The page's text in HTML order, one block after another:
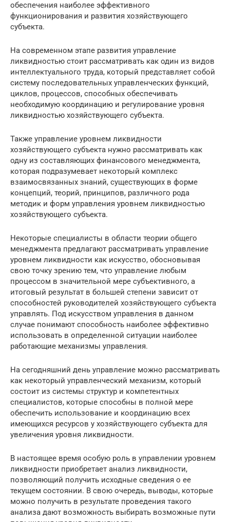
обеспечения наиболее эффективного
функционирования и развития хозяйствующего
субъекта.
На современном этапе развития управление
ликвидностью стоит рассматривать как один из видов
интеллектуального труда, который представляет собой
систему последовательных управленческих функций,
циклов, процессов, способных обеспечивать
необходимую координацию и регулирование уровня
ликвидностью хозяйствующего субъекта.
Также управление уровнем ликвидности
хозяйствующего субъекта нужно рассматривать как
одну из составляющих финансового менеджмента,
которая подразумевает некоторый комплекс
взаимосвязанных знаний, существующих в форме
концепций, теорий, принципов, различного рода
методик и форм управления уровнем ликвидностью
хозяйствующего субъекта.
Некоторые специалисты в области теории общего
менеджмента предлагают рассматривать управление
уровнем ликвидности как искусство, обосновывая
свою точку зрению тем, что управление любым
процессом в значительной мере субъективного, а
итоговый результат в большей степени зависит от
способностей руководителей хозяйствующего субъекта
управлять. Под искусством управления в данном
случае понимают способность наиболее эффективно
использовать в определенной ситуации наиболее
работающие механизмы управления.
На сегодняшний день управление можно рассматривать
как некоторый управленческий механизм, который
состоит из системы структур и компетентных
специалистов, которые способны в полной мере
обеспечить использование и координацию всех
имеющихся ресурсов у хозяйствующего субъекта для
увеличения уровня ликвидности.
В настоящее время особую роль в управлении уровнем
ликвидности приобретает анализ ликвидности,
позволяющий получить исходные сведения о ее
текущем состоянии. В свою очередь, выводы, которые
можно получить в результате проведения такого
анализа дают возможность выбирать возможные пути